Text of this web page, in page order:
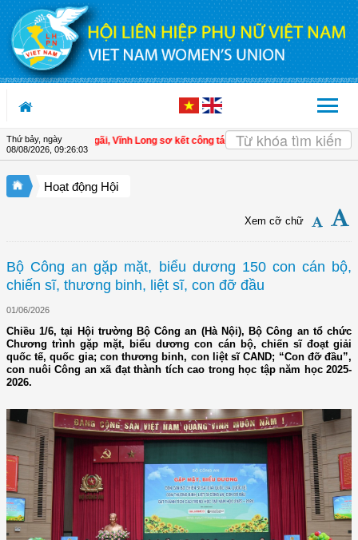
Truy cập nội dung luôn
Thứ bảy, ngày
08/08/2026, 09:26:06
Ngãi, Vĩnh Long sơ kết công tác Hội và phong trào phụ nữ 6 tháng đầu năm
Hoạt động Hội
Xem cỡ chữ
Bộ Công an gặp mặt, biểu dương 150 con cán bộ,
chiến sĩ, thương binh, liệt sĩ, con đỡ đầu
01/06/2026
Chiều 1/6, tại Hội trường Bộ Công an (Hà Nội), Bộ Công an tổ chức
Chương trình gặp mặt, biểu dương con cán bộ, chiến sĩ đoạt giải
quốc tế, quốc gia; con thương binh, con liệt sĩ CAND; “Con đỡ đầu”,
con nuôi Công an xã đạt thành tích cao trong học tập năm học 2025-
2026.